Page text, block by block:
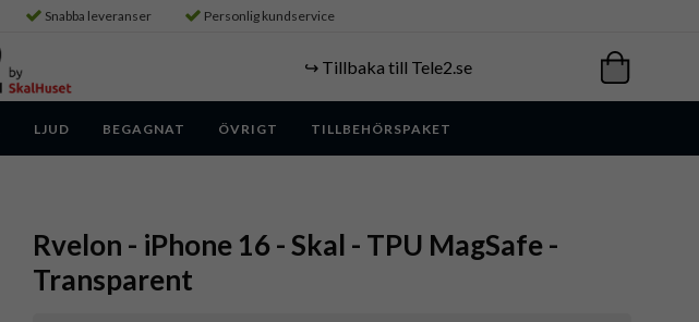
Snabba leveranser Personlig kundservice
↪️ Tillbaka till Tele2.se
LJUD BEGAGNAT ÖVRIGT TILLBEHÖRSPAKET
Rvelon - iPhone 16 - Skal - TPU MagSafe -
Transparent